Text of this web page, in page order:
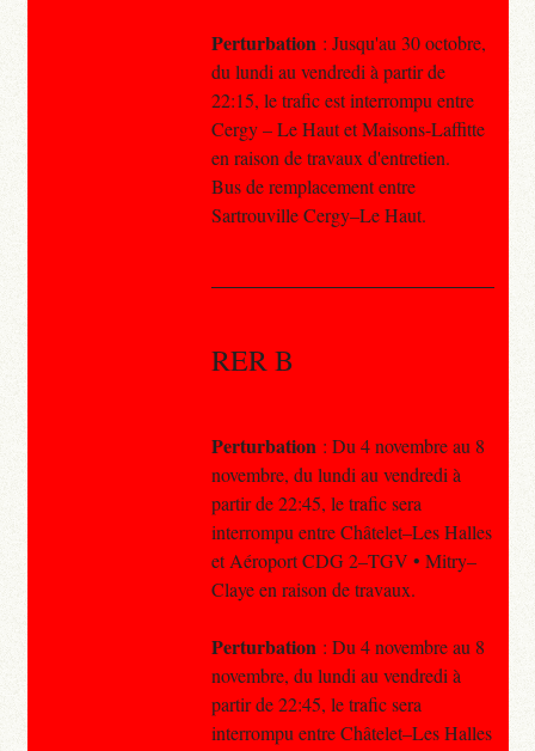
Perturbation : Jusqu'au 30 octobre,
du lundi au vendredi à partir de
22:15, le trafic est interrompu entre
Cergy – Le Haut et Maisons-Laffitte
en raison de travaux d'entretien.
Bus de remplacement entre
Sartrouville Cergy–Le Haut.
RER B
Perturbation : Du 4 novembre au 8
novembre, du lundi au vendredi à
partir de 22:45, le trafic sera
interrompu entre Châtelet–Les Halles
et Aéroport CDG 2–TGV • Mitry–
Claye en raison de travaux.
Perturbation : Du 4 novembre au 8
novembre, du lundi au vendredi à
partir de 22:45, le trafic sera
interrompu entre Châtelet–Les Halles